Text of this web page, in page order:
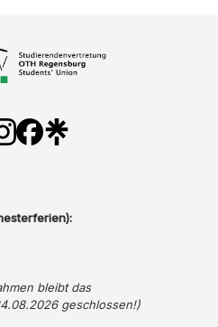
bleibt das
geschlossen!)